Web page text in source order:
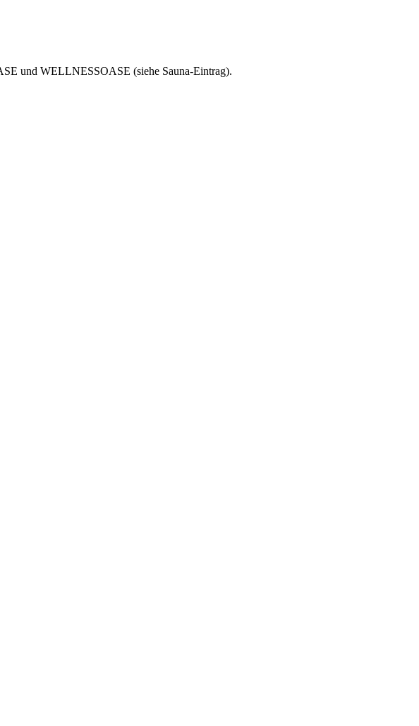
und WELLNESSOASE (siehe Sauna-Eintrag).